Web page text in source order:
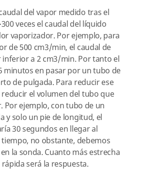
del vapor medido tras el
veces el caudal del líquido
vaporizador. Por ejemplo, para
de 500 cm3/min, el caudal de
a 2 cm3/min. Por tanto el
minutos en pasar por un tubo de
de pulgada. Para reducir ese
el volumen del tubo que
Por ejemplo, con tubo de un
y solo un pie de longitud, el
30 segundos en llegar al
no obstante, debemos
la sonda. Cuanto más estrecha
será la respuesta.